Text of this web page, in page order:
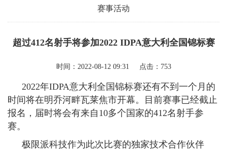
赛事活动
超过412名射手将参加2022 IDPA意大利全国锦标赛
时间：2022-08-12 09:31 点击：753
2022年IDPA意大利全国锦标赛还有不到一个月的
时间将在明乔河畔瓦莱焦市开幕。目前赛事已经截止
报名，届时将会有来自 10多个国家的412名射手参
赛。
极限派科技作为此次比赛的独家技术合作伙伴